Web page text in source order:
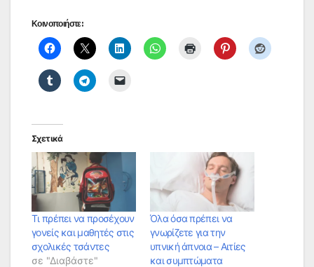
Κοινοποιήστε:
Σχετικά
Τι πρέπει να προσέχουν
γονείς και μαθητές στις
σχολικές τσάντες
σε "Διαβάστε"
Όλα όσα πρέπει να
γνωρίζετε για την
υπνική άπνοια – Αιτίες
και συμπτώματα